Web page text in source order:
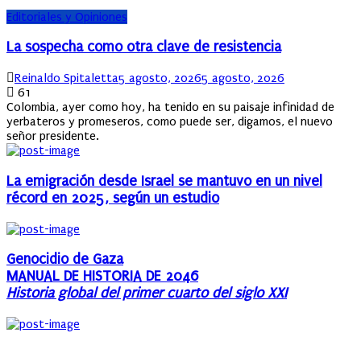
Editoriales y Opiniones
La sospecha como otra clave de resistencia
Author
Reinaldo SpitalettaPosted
5 agosto, 20265 agosto, 2026
61
Colombia, ayer como hoy, ha tenido en su paisaje infinidad de
yerbateros y promeseros, como puede ser, digamos, el nuevo
señor presidente.
La emigración desde Israel se mantuvo en un nivel
récord en 2025, según un estudio
Genocidio de Gaza
MANUAL DE HISTORIA DE 2046
Historia global del primer cuarto del siglo XXI